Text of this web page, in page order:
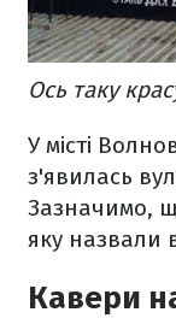
Ось таку
У місті
з'явилась
Зазначимо,
яку назвали
Кавери